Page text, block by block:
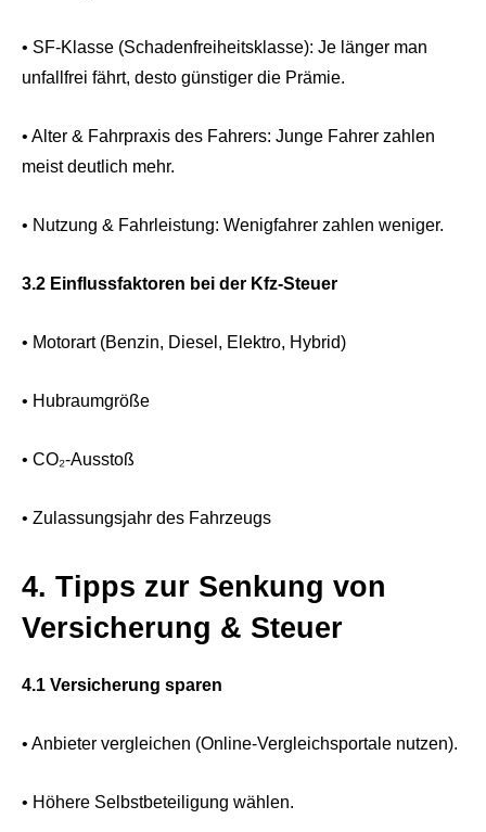
• SF-Klasse (Schadenfreiheitsklasse): Je länger man
unfallfrei fährt, desto günstiger die Prämie.
• Alter & Fahrpraxis des Fahrers: Junge Fahrer zahlen
meist deutlich mehr.
• Nutzung & Fahrleistung: Wenigfahrer zahlen weniger.
3.2 Einflussfaktoren bei der Kfz-Steuer
• Motorart (Benzin, Diesel, Elektro, Hybrid)
• Hubraumgröße
• CO₂-Ausstoß
• Zulassungsjahr des Fahrzeugs
4. Tipps zur Senkung von
Versicherung & Steuer
4.1 Versicherung sparen
• Anbieter vergleichen (Online-Vergleichsportale nutzen).
• Höhere Selbstbeteiligung wählen.